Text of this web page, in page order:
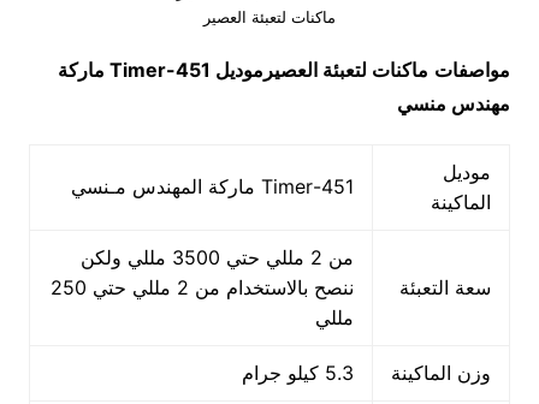
ماكنات لتعبئة العصير
مواصفات ماكنات لتعبئة العصير موديل 451-Timer
ماركة
مهندس منسي
موديل
الماكينة
451-Timer ماركة المهندس مـنسي
سعة التعبئة
من 2 مللي حتي 3500 مللي ولكن
ننصح بالاستخدام من 2 مللي حتي 250
مللي
وزن الماكينة 5.3 كيلو جرام